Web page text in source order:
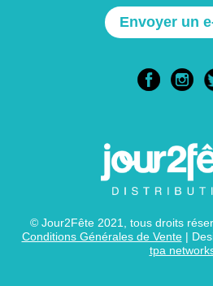
Envoyer un
© Jour2Fête 2021, tous droits
Conditions Générales de Vente|
tpa